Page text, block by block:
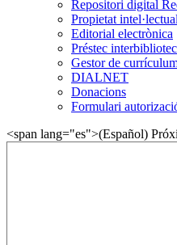
Repositori digital
Propietat
Editorial electrònica
Préstec
Gestor de
DIALNET
Donacions
Formulari
<span lang="es">(Español)